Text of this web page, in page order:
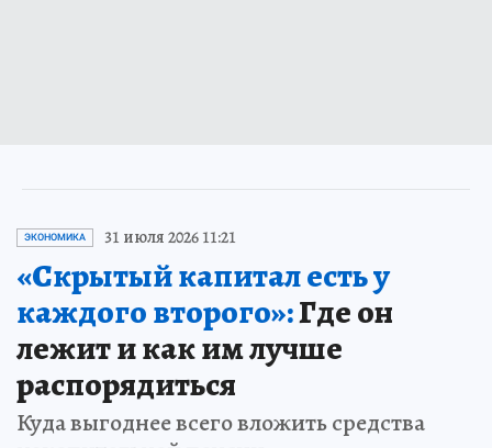
ЭКОНОМИКА 31 июля 2026 11:21
«Скрытый капитал есть у
каждого второго»:Где он
лежит и как им лучше
распорядиться
Куда выгоднее всего вложить средства